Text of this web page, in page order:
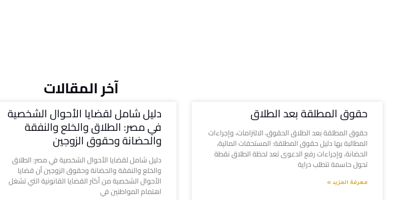
آخر المقالات
حقوق المطلقة بعد الطلاق
حقوق المطلقة بعد الطلاق الحقوق، الالتزامات، وإجراءات
المطالبة بها دليل حقوق المطلقة: المستحقات المالية،
الحضانة، وإجراءات رفع الدعوى تعد لحظة الطلاق نقطة
تحول حاسمة تتطلب دراية
معرفة المزيد »
دليل شامل لقضايا الأحوال الشخصية
في مصر: الطلاق والخلع والنفقة
والحضانة وحقوق الزوجين
دليل شامل لقضايا الأحوال الشخصية في مصر: الطلاق
والخلع والنفقة والحضانة وحقوق الزوجين أن قضايا
الأحوال الشخصية من أكثر القضايا القانونية التي تشغل
اهتمام المواطنين في